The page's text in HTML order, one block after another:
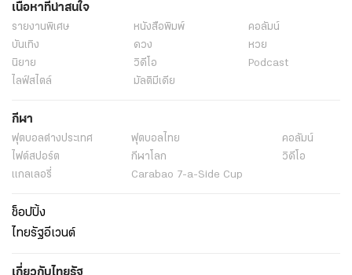
เนื้อหาที่น่าสนใจ
รายงานพิเศษ หนังสือพิมพ์
คอลัมน์
บันเทิง
ดวง
หวย
นิยาย
วิดีโอ
Podcast
ไลฟ์สไตล์
มัลติมีเดีย
กีฬา
ฟุตบอลต่่างประเทศ ฟุตบอลไทย
คอลัมน์
ไฟต์สปอร์ต
กีฬาโลก
วิดีโอ
แกลเลอรี่
Carabao 7-a-Side Cup
ช็อปปิ้ง
ไทยรัฐอีเวนต์
เกี่ยวกับไทยรัฐ